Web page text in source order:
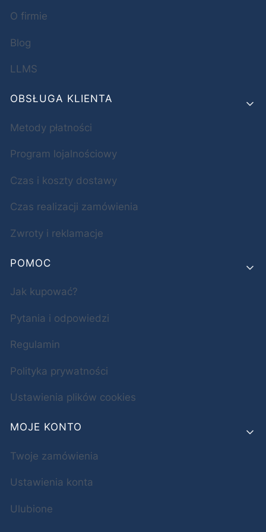
O firmie
Blog
LLMS
OBSŁUGA KLIENTA
Metody płatności
Program lojalnościowy
Czas i koszty dostawy
Czas realizacji zamówienia
Zwroty i reklamacje
POMOC
Jak kupować?
Pytania i odpowiedzi
Regulamin
Polityka prywatności
Ustawienia plików cookies
MOJE KONTO
Twoje zamówienia
Ustawienia konta
Ulubione